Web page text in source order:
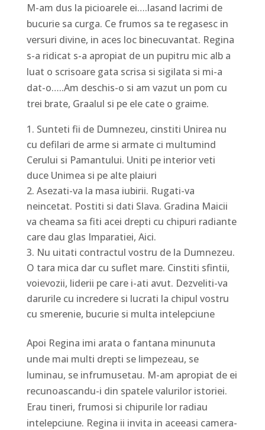
M-am dus la picioarele ei….lasand lacrimi de
bucurie sa curga. Ce frumos sa te regasesc in
versuri divine, in aces loc binecuvantat. Regina
s-a ridicat s-a apropiat de un pupitru mic alb a
luat o scrisoare gata scrisa si sigilata si mi-a
dat-o…..Am deschis-o si am vazut un pom cu
trei brate, Graalul si pe ele cate o graime.
Sunteti fii de Dumnezeu, cinstiti Unirea nu
cu defilari de arme si armate ci multumind
Cerului si Pamantului. Uniti pe interior veti
duce Unimea si pe alte plaiuri
Asezati-va la masa iubirii. Rugati-va
neincetat. Postiti si dati Slava. Gradina Maicii
va cheama sa fiti acei drepti cu chipuri radiante
care dau glas Imparatiei, Aici.
Nu uitati contractul vostru de la Dumnezeu.
O tara mica dar cu suflet mare. Cinstiti sfintii,
voievozii, liderii pe care i-ati avut. Dezveliti-va
darurile cu incredere si lucrati la chipul vostru
cu smerenie, bucurie si multa intelepciune
Apoi Regina imi arata o fantana minunuta
unde mai multi drepti se limpezeau, se
luminau, se infrumusetau. M-am apropiat de ei
recunoascandu-i din spatele valurilor istoriei.
Erau tineri, frumosi si chipurile lor radiau
intelepciune. Regina ii invita in aceeasi camera-